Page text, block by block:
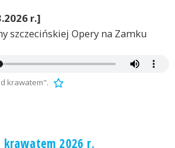
r.]
szczecińskiej Opery na Zamku
krawatem".
krawatem 2026 r.